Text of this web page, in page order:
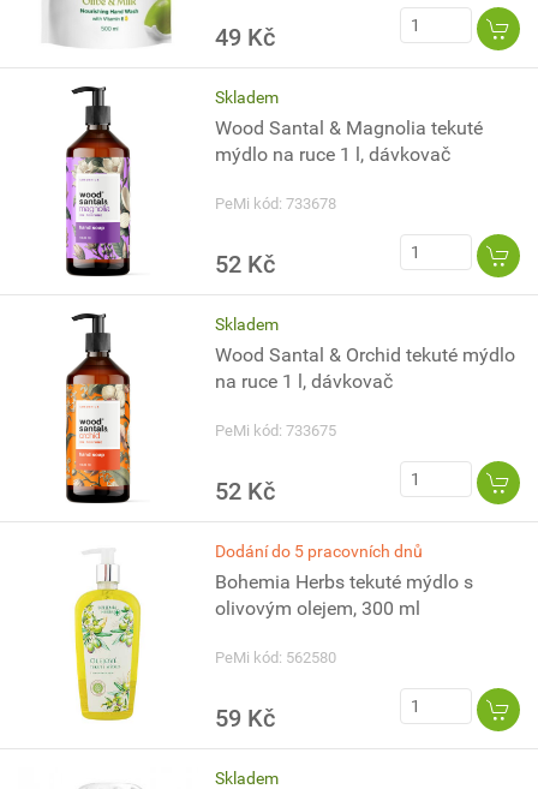
49 Kč
Skladem
Wood Santal & Magnolia tekuté
mýdlo na ruce 1 l, dávkovač
PeMi kód: 733678
52 Kč
Skladem
Wood Santal & Orchid tekuté mýdlo
na ruce 1 l, dávkovač
PeMi kód: 733675
52 Kč
Dodání do 5 pracovních dnů
Bohemia Herbs tekuté mýdlo s
olivovým olejem, 300 ml
PeMi kód: 562580
59 Kč
Skladem